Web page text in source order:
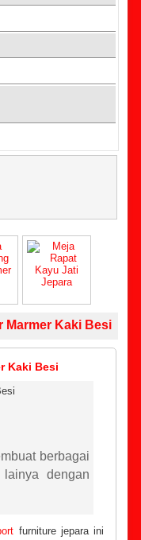
Marmer Kaki Besi
Kaki Besi
Kaki Besi
berbagai
lainya dengan
furniture jepara ini